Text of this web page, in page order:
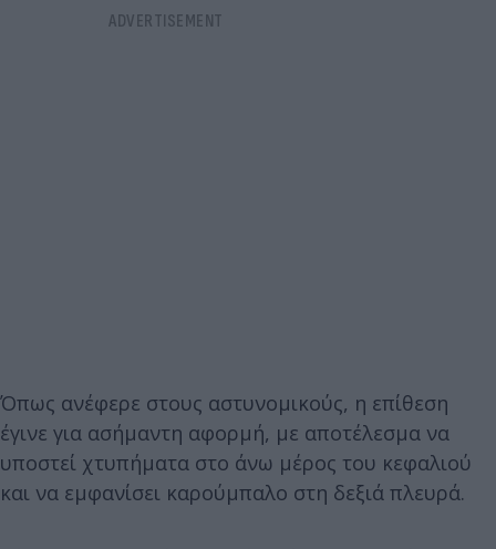
Όπως ανέφερε στους αστυνομικούς, η επίθεση
έγινε για ασήμαντη αφορμή, με αποτέλεσμα να
υποστεί χτυπήματα στο άνω μέρος του κεφαλιού
και να εμφανίσει καρούμπαλο στη δεξιά πλευρά.